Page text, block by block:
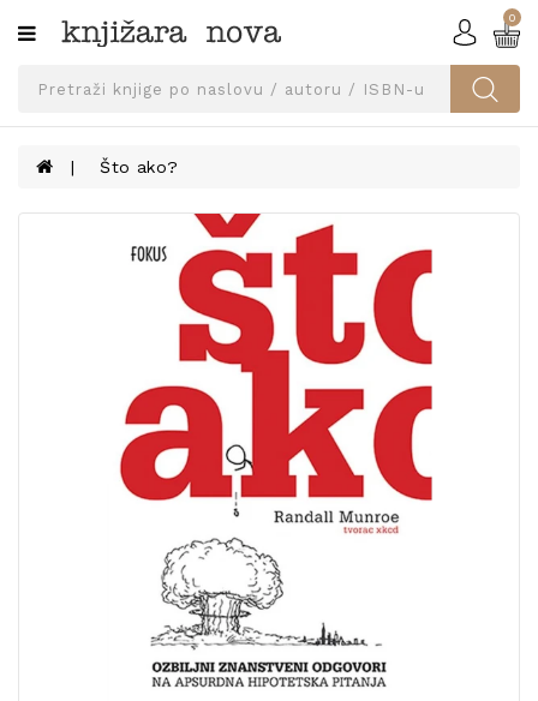
Kategorije
SVEUČILIŠNA
UDŽBENICI
KNJIGE
0
Što ako?